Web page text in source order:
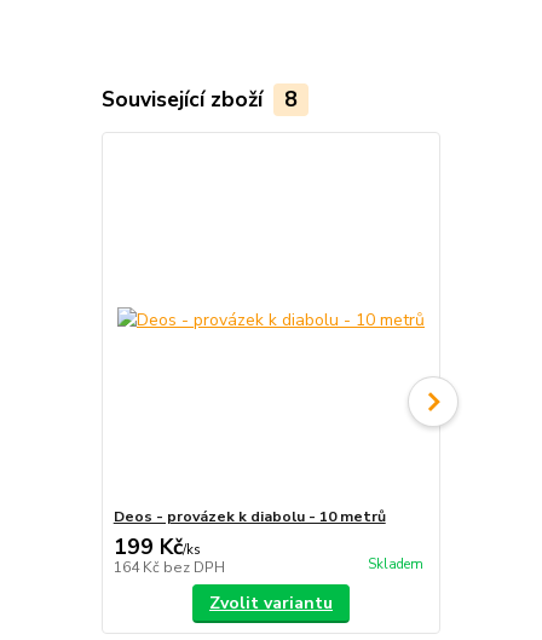
Související zboží 8
Deos - provázek k diabolu - 10 metrů
199 Kč/ks
164 Kč bez DPH Skladem
Zvolit variantu